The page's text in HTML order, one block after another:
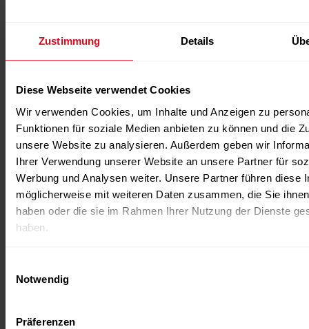
Zustimmung Details
Diese Webseite verwendet Cookies
Wir verwenden Cookies, um Inhalte und Anzeigen zu
Funktionen für soziale Medien anbieten zu können und die
unsere Website zu analysieren. Außerdem geben wir
Ihrer Verwendung unserer Website an unsere Partner für
Werbung und Analysen weiter. Unsere Partner führen diese
möglicherweise mit weiteren Daten zusammen, die Sie
haben oder die sie im Rahmen Ihrer Nutzung der Dienste
haben.
Notwendig
Präferenzen